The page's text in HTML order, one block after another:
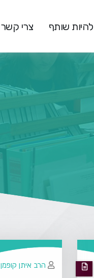
להיות שותף צרי קשר
הרב איתן קופמן